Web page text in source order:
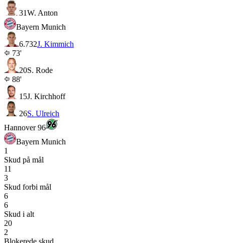
31W. Anton
Bayern Munich
6.732J. Kimmich
73'
20S. Rode
88'
15J. Kirchhoff
26S. Ulreich
Hannover 96
Bayern Munich
1
Skud på mål
11
3
Skud forbi mål
6
6
Skud i alt
20
2
Blokerede skud